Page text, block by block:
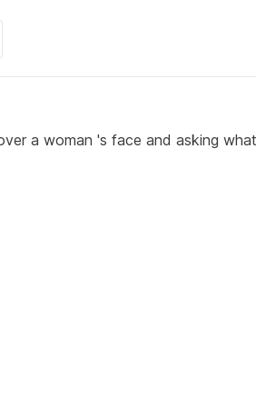
a woman 's face and asking